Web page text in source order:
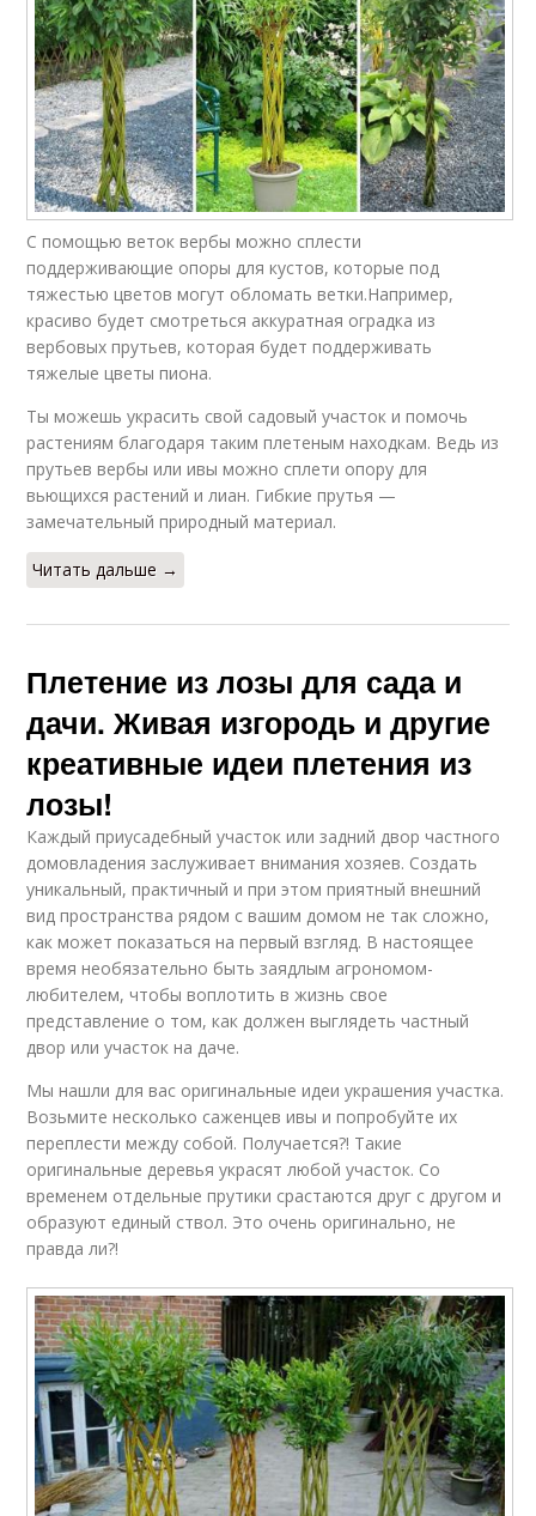
С помощью веток вербы можно сплести
поддерживающие опоры для кустов, которые под
тяжестью цветов могут обломать ветки.Например,
красиво будет смотреться аккуратная оградка из
вербовых прутьев, которая будет поддерживать
тяжелые цветы пиона.
Ты можешь украсить свой садовый участок и помочь
растениям благодаря таким плетеным находкам. Ведь из
прутьев вербы или ивы можно сплети опору для
вьющихся растений и лиан. Гибкие прутья —
замечательный природный материал.
Читать дальше →
Плетение из лозы для сада и
дачи. Живая изгородь и другие
креативные идеи плетения из
лозы!
Каждый приусадебный участок или задний двор частного
домовладения заслуживает внимания хозяев. Создать
уникальный, практичный и при этом приятный внешний
вид пространства рядом с вашим домом не так сложно,
как может показаться на первый взгляд. В настоящее
время необязательно быть заядлым агрономом-
любителем, чтобы воплотить в жизнь свое
представление о том, как должен выглядеть частный
двор или участок на даче.
Мы нашли для вас оригинальные идеи украшения участка.
Возьмите несколько саженцев ивы и попробуйте их
переплести между собой. Получается?! Такие
оригинальные деревья украсят любой участок. Со
временем отдельные прутики срастаются друг с другом и
образуют единый ствол. Это очень оригинально, не
правда ли?!